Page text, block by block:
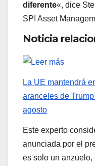
diferente«, dice
SPI Asset
Noticia
La UE mantendrá
aranceles de
agosto
Este experto
anunciada por el
es solo un anzuelo,